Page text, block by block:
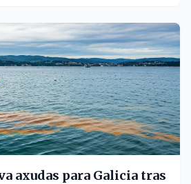
axudas para Galicia tras